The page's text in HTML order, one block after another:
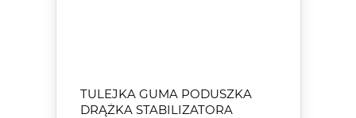
TULEJKA GUMA PODUSZKA
DRĄŻKA STABILIZATORA